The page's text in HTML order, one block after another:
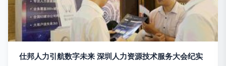
仕邦人力引航数字未来 深圳人力资源技术服务大会纪实